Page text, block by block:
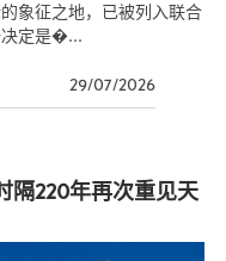
象征之地，已被列入联合
决定是�...
29/07/2026
隔220年再次重见天